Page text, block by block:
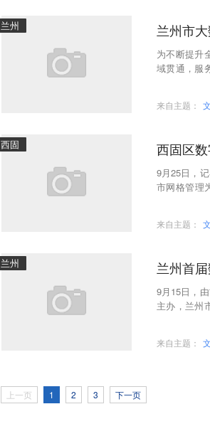
兰州 兰州市
为不断提升
域贯通，服
来自主题：
西固 西固区
9月25日，
市网格管理
来自主题：
兰州 兰州首
9月15日，
主办，兰州
来自主题：
上一页 1 2 3 下一页